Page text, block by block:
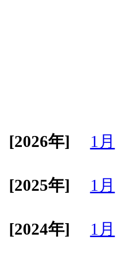
[2026年] 1月
[2025年]
1月
[2024年]
1月